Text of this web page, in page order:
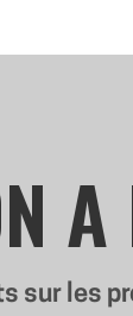
A
sur les